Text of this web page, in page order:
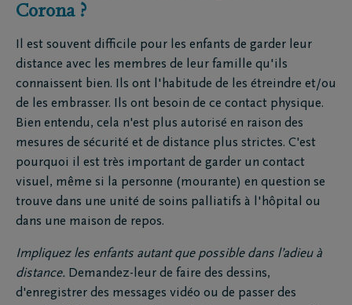
Corona ?
Il est souvent difficile pour les enfants de garder leur
distance avec les membres de leur famille qu'ils
connaissent bien. Ils ont l'habitude de les étreindre et/ou
de les embrasser. Ils ont besoin de ce contact physique.
Bien entendu, cela n'est plus autorisé en raison des
mesures de sécurité et de distance plus strictes. C'est
pourquoi il est très important de garder un contact
visuel, même si la personne (mourante) en question se
trouve dans une unité de soins palliatifs à l'hôpital ou
dans une maison de repos.
Impliquez les enfants autant que possible dans l’adieu à
distance. Demandez-leur de faire des dessins,
d'enregistrer des messages vidéo ou de passer des